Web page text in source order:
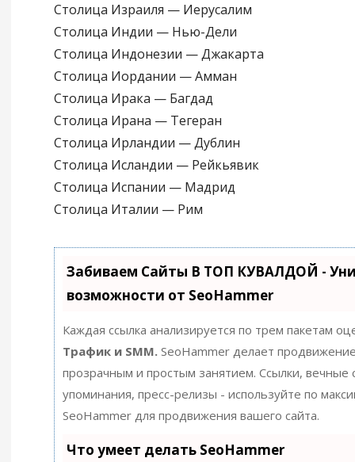
Столица Израиля — Иерусалим
Столица Индии — Нью-Дели
Столица Индонезии — Джакарта
Столица Иордании — Амман
Столица Ирака — Багдад
Столица Ирана — Тегеран
Столица Ирландии — Дублин
Столица Исландии — Рейкьявик
Столица Испании — Мадрид
Столица Италии — Рим
Забиваем Сайты В ТОП КУВАЛДОЙ -
возможности от SeoHammer
Каждая ссылка анализируется по трем пакетам
Трафик и SMM.SeoHammer делает
прозрачным и простым занятием. Ссылки, вечные
упоминания, пресс-релизы - используйте по
SeoHammer для продвижения вашего сайта.
Что умеет делать SeoHammer